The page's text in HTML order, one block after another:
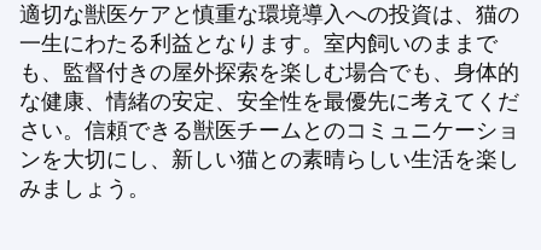
適切な獣医ケアと慎重な環境導入への投資は、猫の
一生にわたる利益となります。室内飼いのままで
も、監督付きの屋外探索を楽しむ場合でも、身体的
な健康、情緒の安定、安全性を最優先に考えてくだ
さい。信頼できる獣医チームとのコミュニケーショ
ンを大切にし、新しい猫との素晴らしい生活を楽し
みましょう。